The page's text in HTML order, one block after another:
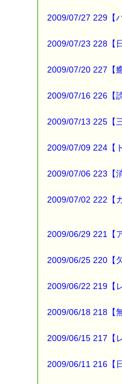
タイプ ：くじ
200円（1等）～50
当たる確率は（1
※1度のご購入につ
詳しくは下記サイ
→https://pass-
応募など）してい
割引クーポン券の
購読解除はこちら
バッチフラワー レ
と実感していただ
バッチフラワーレ
*****@pass-
https://pass-
2009/07/27 229【
2009/07/23 228【
2009/07/20 227【
2009/07/16 226【
2009/07/13 225【
2009/07/09 224【
2009/07/06 223【
2009/07/02 222【
2009/06/29 221【
2009/06/25 220【
2009/06/22 219【
2009/06/18 218【
2009/06/15 217【
2009/06/11 216【